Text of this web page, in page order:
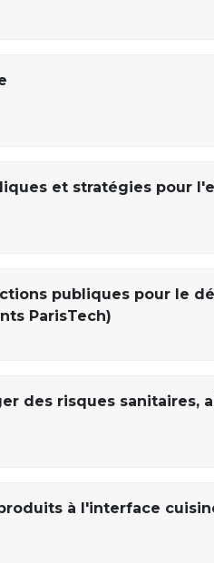
et stratégies pour
publiques pour le
ParisTech)
des risques sanitaires,
à l'interface